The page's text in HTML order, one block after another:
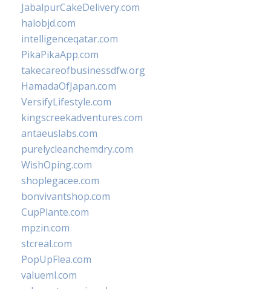
JabalpurCakeDelivery.com
halobjd.com
intelligenceqatar.com
PikaPikaApp.com
takecareofbusinessdfw.org
HamadaOfJapan.com
VersifyLifestyle.com
kingscreekadventures.com
antaeuslabs.com
purelycleanchemdry.com
WishOping.com
shoplegacee.com
bonvivantshop.com
CupPlante.com
mpzin.com
stcreal.com
PopUpFlea.com
valueml.com